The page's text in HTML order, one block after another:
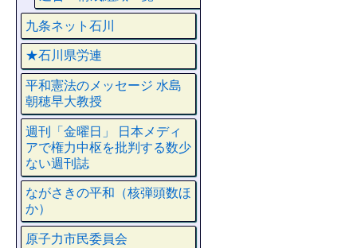
九条ネット石川
★石川県労連
平和憲法のメッセージ 水島
朝穂早大教授
週刊「金曜日」 日本メディ
アで権力中枢を批判する数少
ない週刊誌
ながさきの平和（核弾頭数ほ
か）
原子力市民委員会